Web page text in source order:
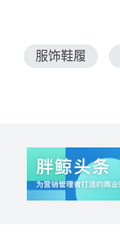
服饰鞋履